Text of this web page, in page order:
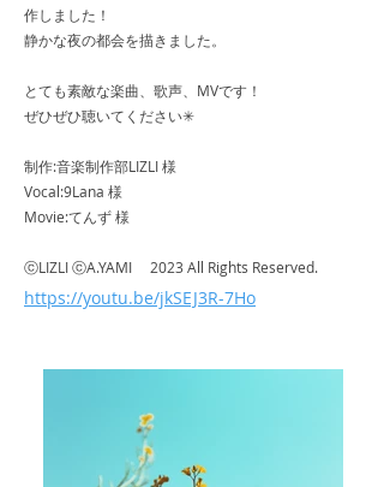
作しました！
静かな夜の都会を描きました。
とても素敵な楽曲、歌声、MVです！
ぜひぜひ聴いてください✳︎
制作:音楽制作部LIZLI 様
Vocal:9Lana 様
Movie:てんず 様
ⓒLIZLI ⓒA.YAMI 2023 All Rights Reserved.
https://youtu.be/jkSEJ3R-7Ho